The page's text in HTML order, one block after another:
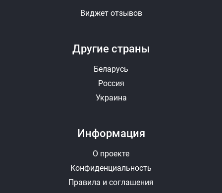
Другие страны
Беларусь
Россия
Украина
Виджет отзывов
Информация
О проекте
Конфиденциальность
Правила и соглашения